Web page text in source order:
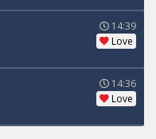
14:39
Love
14:36
Love